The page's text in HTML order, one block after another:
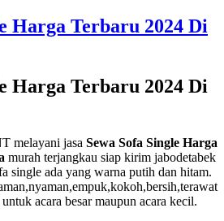
Harga Terbaru 2024 Di
Harga Terbaru 2024 Di
melayani jasa Sewa Sofa Single Harga
murah terjangkau siap kirim jabodetabek
single ada yang warna putih dan hitam.
acara besar maupun acara kecil.